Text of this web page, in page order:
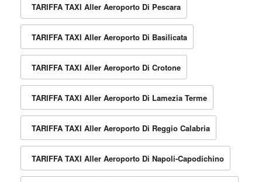
TARIFFA TAXI Aller Aeroporto Di Pescara
TARIFFA TAXI Aller Aeroporto Di Basilicata
TARIFFA TAXI Aller Aeroporto Di Crotone
TARIFFA TAXI Aller Aeroporto Di Lamezia Terme
TARIFFA TAXI Aller Aeroporto Di Reggio Calabria
TARIFFA TAXI Aller Aeroporto Di Napoli-Capodichino